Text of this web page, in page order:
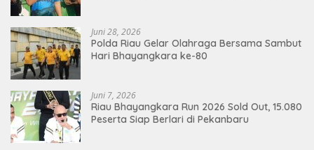
Juni 28, 2026
Polda Riau Gelar Olahraga Bersama Sambut
Hari Bhayangkara ke-80
Juni 7, 2026
Riau Bhayangkara Run 2026 Sold Out, 15.080
Peserta Siap Berlari di Pekanbaru